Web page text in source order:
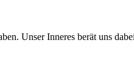
Unser Inneres berät uns